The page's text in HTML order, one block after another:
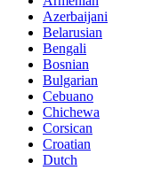
Azerbaijani
Belarusian
Bengali
Bosnian
Bulgarian
Cebuano
Chichewa
Corsican
Croatian
Dutch